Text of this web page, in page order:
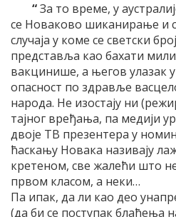
“За то време, у
се Новаково шиканирање и
случаја у коме се светски
представља као бахати
вакцинише, а његов улазак у
опасност по здравље
народа. Не изостају ни
тајног вређања, па медији
двоје ТВ презентера у
ћаскању Новака називају
кретеном, све жалећи што
првом класом, а неки…
Па ипак, да ли као део
(да би се поступак блаћења